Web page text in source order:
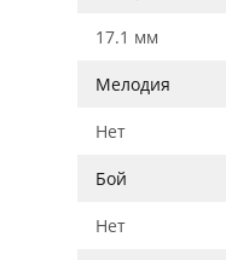
17.1 мм
Мелодия
Нет
Бой
Нет